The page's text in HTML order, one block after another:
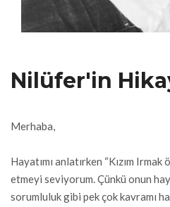
Nilüfer'in
Merhaba,
Hayatımı anlatırken “Kızım
etmeyi seviyorum. Çünkü onun
sorumluluk gibi pek çok kavramı